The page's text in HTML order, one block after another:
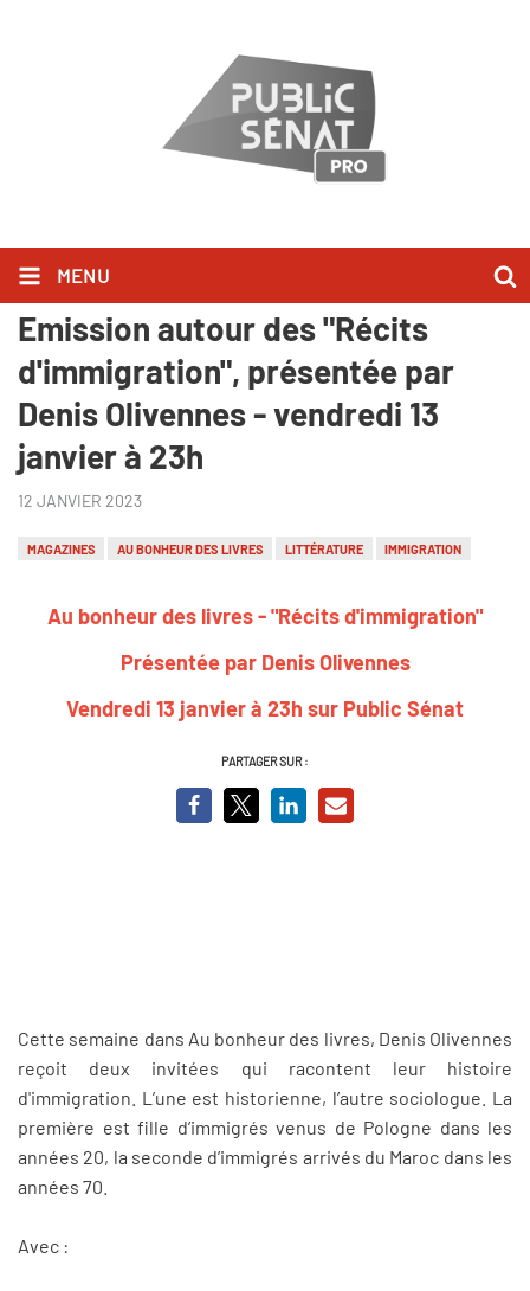
MENU
"Au bonheur des livres" -
Emission autour des "Récits
d'immigration", présentée par
Denis Olivennes - vendredi 13
janvier à 23h
12 JANVIER 2023
MAGAZINES AU BONHEUR DES LIVRES LITTÉRATURE IMMIGRATION
Au bonheur des livres - "Récits d'immigration"
Présentée par Denis Olivennes
Vendredi 13 janvier à 23h sur Public Sénat
PARTAGER SUR :
Cette semaine dans Au bonheur des livres, Denis Olivennes
reçoit deux invitées qui racontent leur histoire
d'immigration. L’une est historienne, l’autre sociologue. La
première est fille d’immigrés venus de Pologne dans les
années 20, la seconde d’immigrés arrivés du Maroc dans les
années 70.
Avec :